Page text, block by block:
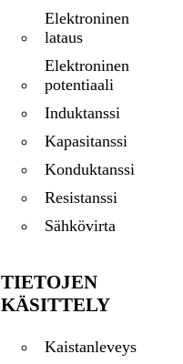
Elektroninen
lataus
Elektroninen
potentiaali
Induktanssi
Kapasitanssi
Konduktanssi
Resistanssi
Sähkövirta
TIETOJEN
KÄSITTELY
Kaistanleveys